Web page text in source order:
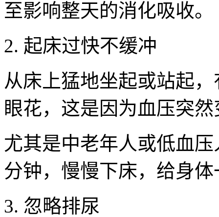
至影响整天的消化吸收。
2. 起床过快不缓冲
从床上猛地坐起或站起
眼花，这是因为血压突
尤其是中老年人或低血
分钟，慢慢下床，给身
3. 忽略排尿